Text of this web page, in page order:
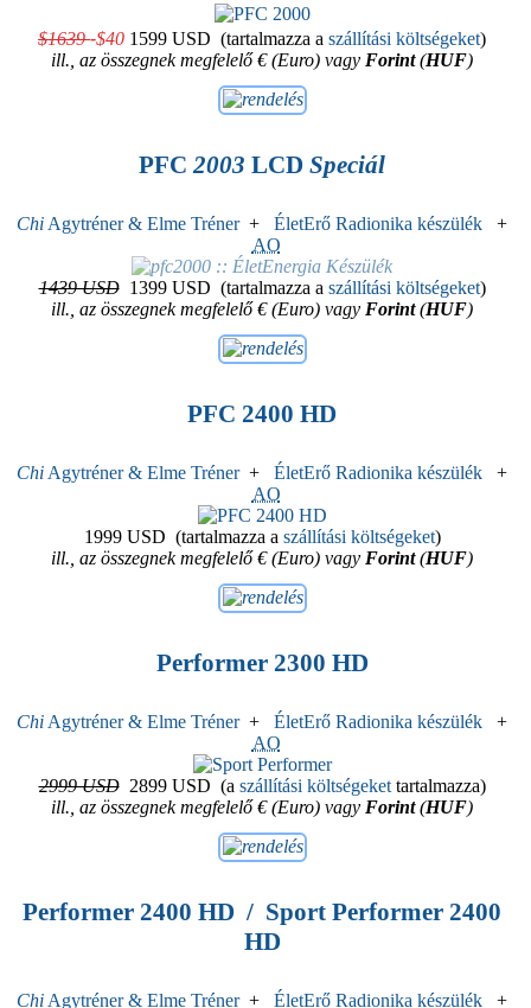
$1639 -$40 1599 USD (tartalmazza a szállítási költségeket)
ill., az összegnek megfelelő € (Euro) vagy Forint(HUF)
PFC2003 LCD Speciál
Chi Agytréner & Elme Tréner+ ÉletErő Radionika készülék +
AO
1439 USD1399 USD (tartalmazza a szállítási költségeket)
ill., az összegnek megfelelő € (Euro) vagy Forint(HUF)
PFC 2400 HD
Chi Agytréner & Elme Tréner+ ÉletErő Radionika készülék +
AO
1999 USD (tartalmazza a szállítási költségeket)
ill., az összegnek megfelelő € (Euro) vagy Forint(HUF)
Performer 2300 HD
Chi Agytréner & Elme Tréner+ ÉletErő Radionika készülék +
AO
2999 USD2899 USD (a szállítási költségekettartalmazza)
ill., az összegnek megfelelő € (Euro) vagy Forint(HUF)
Performer 2400 HD / Sport Performer 2400
HD
ChiAgytréner & Elme Tréner+ ÉletErő Radionika készülék +